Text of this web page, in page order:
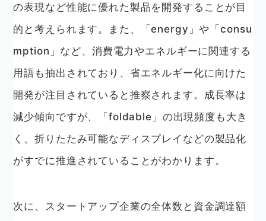
の表現など性能に優れた製品を開発することが目
的と考えられます。また、「energy」や「consu
mption」など、消費電力やエネルギーに関連する
用語も抽出されており、省エネルギー化に向けた
開発が注目されていると推察されます。成長率は
減少傾向ですが、「foldable」の出現頻度も大き
く、折りたたみ可能なディスプレイなどの製品化
がすでに推進されていることがわかります。
次に、スタートアップ企業の全体数と資金調達額